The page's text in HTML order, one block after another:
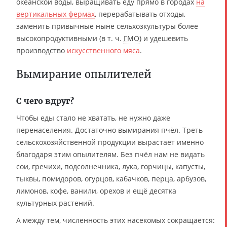
океанской воды, выращивать еду прямо в городах на
вертикальных фермах, перерабатывать отходы,
заменить привычные ныне сельхозкультуры более
высокопродуктивными (в т. ч. ГМО) и удешевить
производство искусственного мяса.
Вымирание опылителей
С чего вдруг?
Чтобы еды стало не хватать, не нужно даже
перенаселения. Достаточно вымирания пчёл. Треть
сельскохозяйственной продукции вырастает именно
благодаря этим опылителям. Без пчёл нам не видать
сои, гречихи, подсолнечника, лука, горчицы, капусты,
тыквы, помидоров, огурцов, кабачков, перца, арбузов,
лимонов, кофе, ванили, орехов и ещё десятка
культурных растений.
А между тем, численность этих насекомых сокращается: